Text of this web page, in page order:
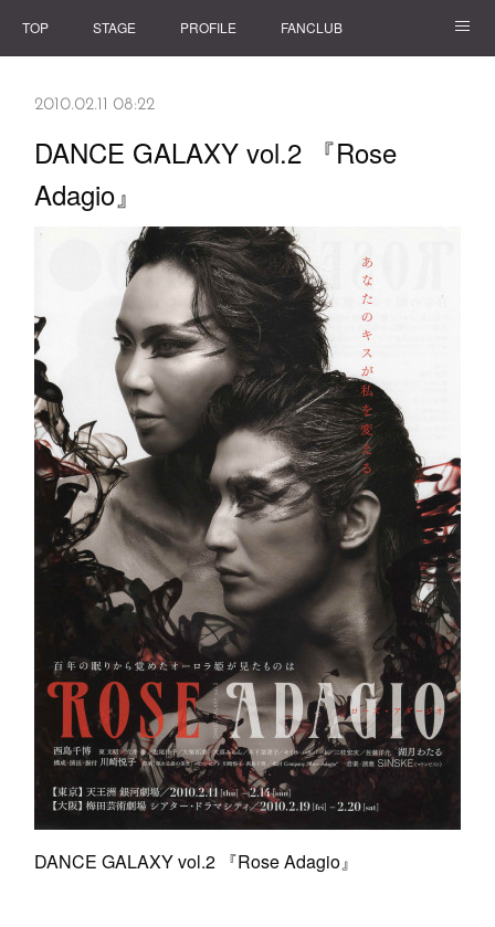
TOP STAGE PROFILE FANCLUB
2010.02.11 08:22
DANCE GALAXY vol.2 『Rose
Adagio』
DANCE GALAXY vol.2 『Rose Adagio』